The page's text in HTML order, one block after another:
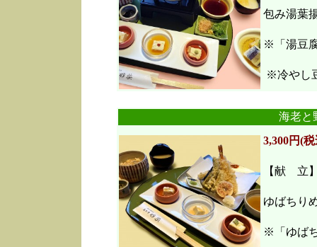
包み湯葉
※「湯豆
※冷やし
海老
3,300円(
【献 立
ゆばちり
※「ゆば